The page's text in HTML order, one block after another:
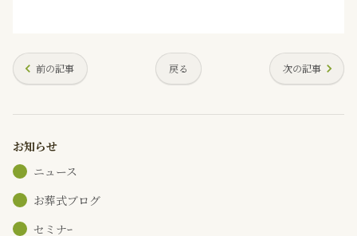
前の記事 戻る 次の記事
お知らせ
ニュース
お葬式ブログ
セミナｰ